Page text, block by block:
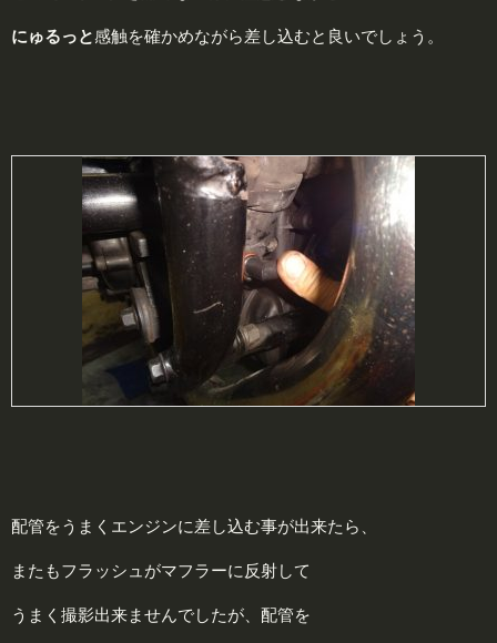
にゅるっと感触を確かめながら差し込むと良いでしょう。
配管をうまくエンジンに差し込む事が出来たら、
またもフラッシュがマフラーに反射して
うまく撮影出来ませんでしたが、配管を